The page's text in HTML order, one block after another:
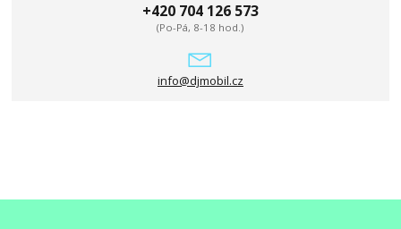
+420 704 126 573
(Po-Pá, 8-18 hod.)
info@djmobil.cz